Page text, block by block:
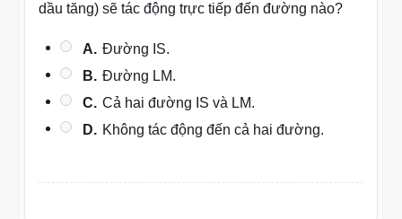
dầu tăng) sẽ tác động trực tiếp đến đường nào?
A. Đường IS.
B. Đường LM.
C. Cả hai đường IS và LM.
D. Không tác động đến cả hai đường.